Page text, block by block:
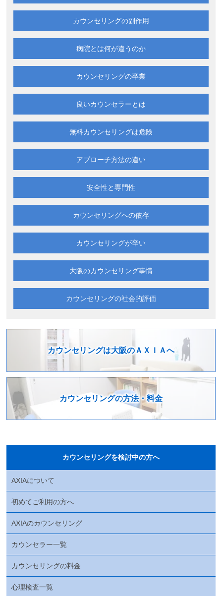
カウンセリングの副作用
病院とは何が違うのか
カウンセリングの卒業
良いカウンセラーとは
無料カウンセリングは危険
アプローチ方法の違い
安全性と専門性
カウンセリングへの依存
カウンセリングが辛い
大阪のカウンセリング事情
カウンセリングの社会的評価
カウンセリングは大阪のＡＸＩＡへ
カウンセリングの方法・料金
カウンセリングを検討中の方へ
AXIAについて
初めてご利用の方へ
AXIAのカウンセリング
カウンセラー一覧
カウンセリングの料金
心理検査一覧